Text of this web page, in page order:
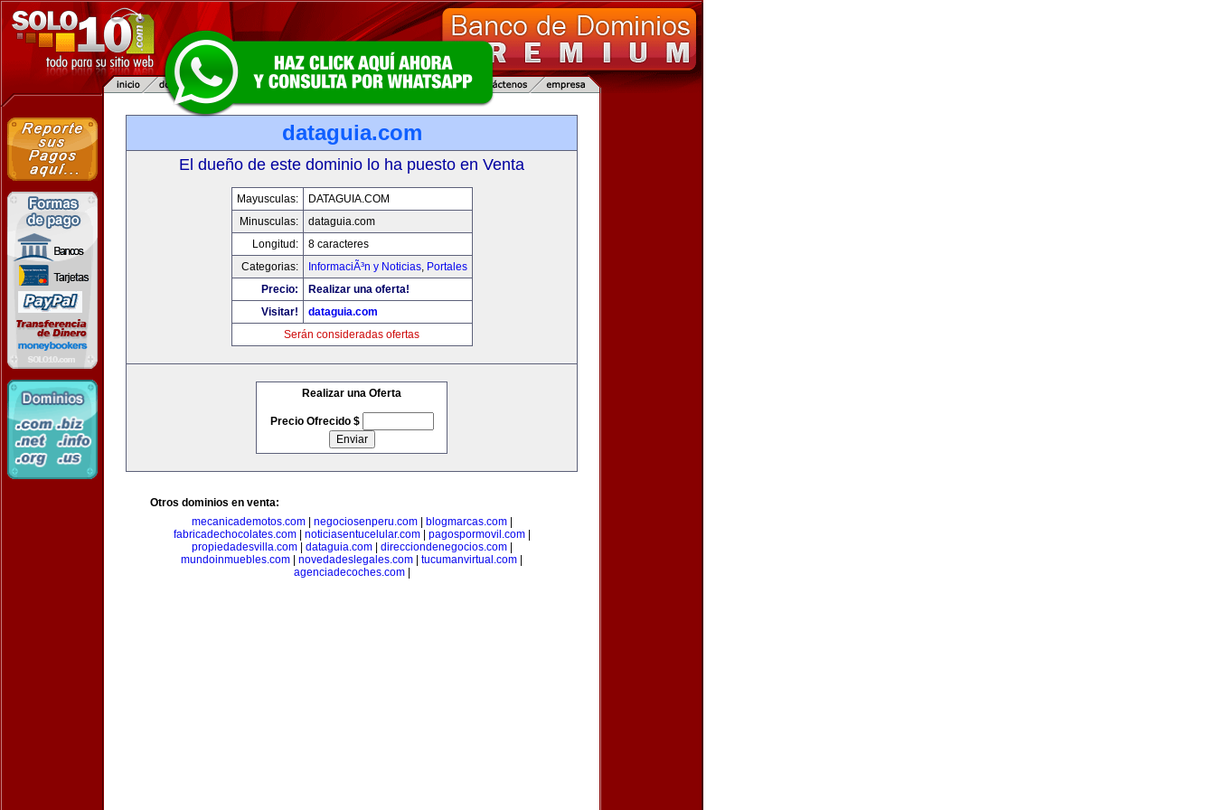
dataguia.com
El dueño de este dominio lo ha puesto en Venta
Mayusculas:
DATAGUIA.COM
Minusculas:
dataguia.com
Longitud:
8 caracteres
Categorias:
InformaciÃ³n y Noticias, Portales
Precio:
Realizar una oferta!
Visitar!
dataguia.com
Serán consideradas ofertas
Realizar una Oferta
Precio Ofrecido $
Otros dominios en venta:
mecanicademotos.com| negociosenperu.com| blogmarcas.com|
fabricadechocolates.com| noticiasentucelular.com| pagospormovil.com|
propiedadesvilla.com| dataguia.com| direcciondenegocios.com|
mundoinmuebles.com
novedadeslegales.com tucumanvirtual.com
agenciadecoches.com|